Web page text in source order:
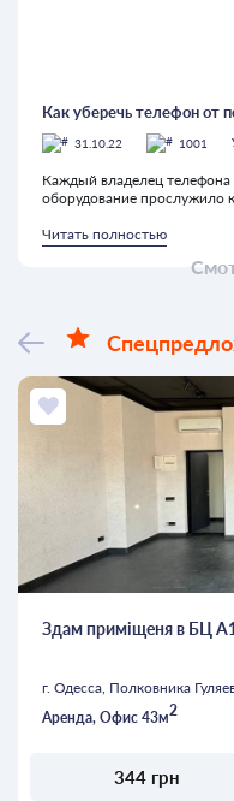
Как уберечь телефон от
31.10.22 1001
Каждый владелец телефона
оборудование прослужило
Читать полностью
Здам приміщеня в БЦ
г. Одесса, Полковника
Аренда, Офис 43м2
344 грн